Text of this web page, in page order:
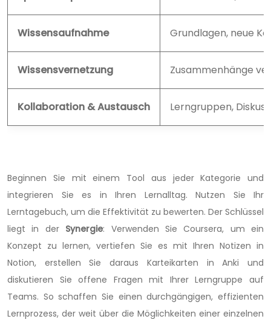
Wissensaufnahme Grundlagen, neue
Wissensvernetzung Zusammenhänge
Kollaboration & Austausch Lerngruppen,
Beginnen Sie mit einem Tool aus jeder Kategorie und
integrieren Sie es in Ihren Lernalltag. Nutzen Sie Ihr
Lerntagebuch, um die Effektivität zu bewerten. Der Schlüssel
liegt in der Synergie: Verwenden Sie Coursera, um ein
Konzept zu lernen, vertiefen Sie es mit Ihren Notizen in
Notion, erstellen Sie daraus Karteikarten in Anki und
diskutieren Sie offene Fragen mit Ihrer Lerngruppe auf
Teams. So schaffen Sie einen durchgängigen, effizienten
Lernprozess, der weit über die Möglichkeiten einer einzelnen